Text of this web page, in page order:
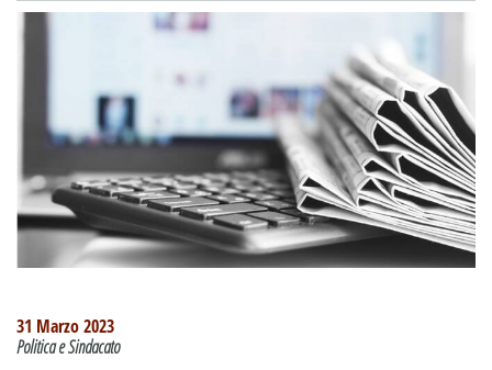
31 Marzo 2023
Politica e Sindacato